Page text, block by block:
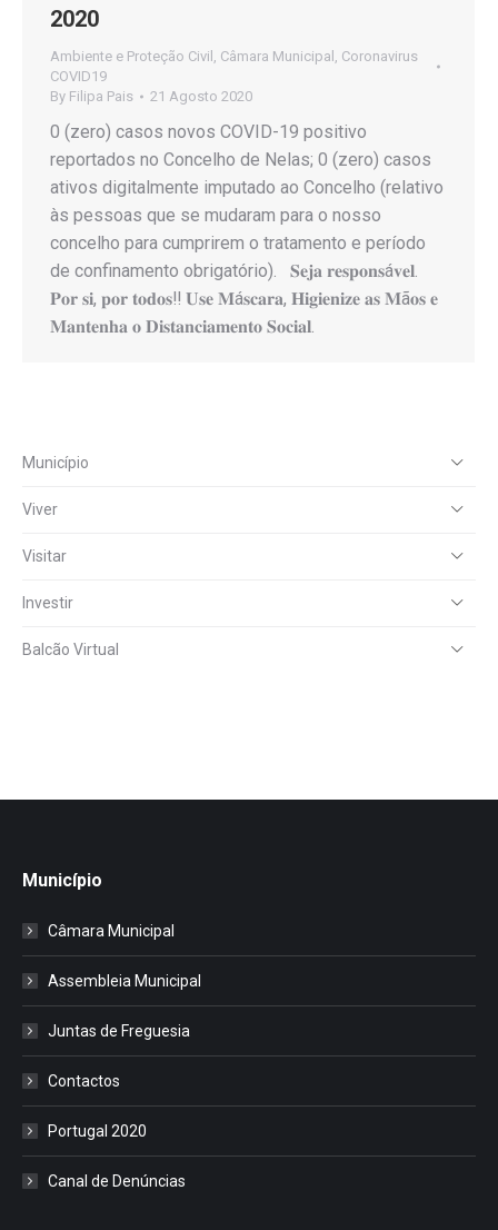
2020
Ambiente e Proteção Civil Câmara Municipal Coronavirus
COVID19
By Filipa Pais 21 Agosto 2020
0 (zero) casos novos COVID-19 positivo
reportados no Concelho de Nelas; 0 (zero) casos
ativos digitalmente imputado ao Concelho (relativo
às pessoas que se mudaram para o nosso
concelho para cumprirem o tratamento e período
de confinamento obrigatório). 𝐒𝐞𝐣𝐚 𝐫𝐞𝐬𝐩𝐨𝐧𝐬á𝐯𝐞𝐥.
𝐏𝐨𝐫 𝐬𝐢, 𝐩𝐨𝐫 𝐭𝐨𝐝𝐨𝐬‼️ 𝐔𝐬𝐞 𝐌á𝐬𝐜𝐚𝐫𝐚, 𝐇𝐢𝐠𝐢𝐞𝐧𝐢𝐳𝐞 𝐚𝐬 𝐌ã𝐨𝐬 𝐞
𝐌𝐚𝐧𝐭𝐞𝐧𝐡𝐚 𝐨 𝐃𝐢𝐬𝐭𝐚𝐧𝐜𝐢𝐚𝐦𝐞𝐧𝐭𝐨 𝐒𝐨𝐜𝐢𝐚𝐥.
Município
Viver
Visitar
Investir
Balcão Virtual
Município
Câmara Municipal
Assembleia Municipal
Juntas de Freguesia
Contactos
Portugal 2020
Canal de Denúncias